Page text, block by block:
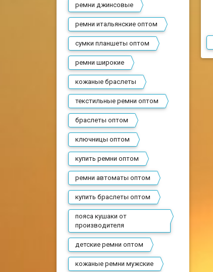
ремни джинсовые
ремни итальянские оптом
сумки планшеты оптом
ремни широкие
кожаные браслеты
текстильные ремни оптом
браслеты оптом
ключницы оптом
купить ремни оптом
ремни автоматы оптом
купить браслеты оптом
пояса кушаки от
производителя
детские ремни оптом
кожаные ремни мужские